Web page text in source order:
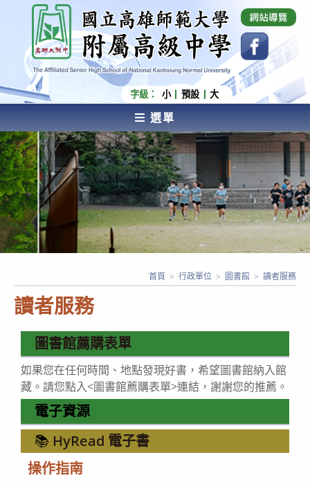
內
容
國立高雄師範大學附屬高級中學 Affiliated Senior
High School of National Kaohsiung Normal
University
字級： 小 預設 大
選單
AFFILIATED SENIOR HIGH SCHOOL OF NATIONAL
KAOHSIUNG NORMAL UNIVERSITY
讀者服務
首頁 > 行政單位 > 圖書館 > 讀者服務
圖書館薦購表單
如果您在任何時間、地點發現好書，希望圖書館納入館
藏。請您點入<圖書館薦購表單>連結，謝謝您的推薦。
電子資源
📚 HyRead 電子書
操作指南